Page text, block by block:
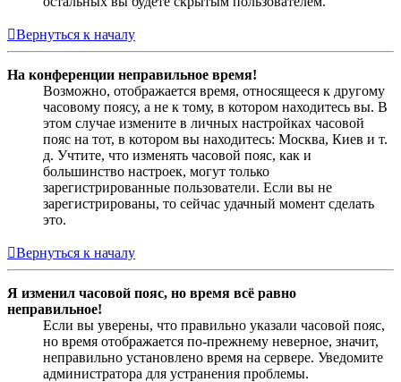
Вернуться к началу
На конференции неправильное время!
Возможно, отображается время, относящееся к другому
часовому поясу, а не к тому, в котором находитесь вы. В
этом случае измените в личных настройках часовой
пояс на тот, в котором вы находитесь: Москва, Киев и т.
д. Учтите, что изменять часовой пояс, как и
большинство настроек, могут только
зарегистрированные пользователи. Если вы не
зарегистрированы, то сейчас удачный момент сделать
это.
Вернуться к началу
Я изменил часовой пояс, но время всё равно
неправильное!
Если вы уверены, что правильно указали часовой пояс,
но время отображается по-прежнему неверное, значит,
неправильно установлено время на сервере. Уведомите
администратора для устранения проблемы.